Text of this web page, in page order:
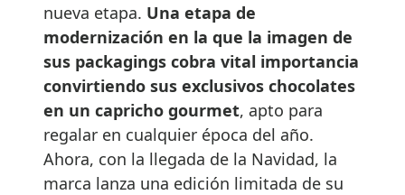
nueva etapa. Una etapa de
modernización en la que la imagen de
sus packagings cobra vital importancia
convirtiendo sus exclusivos chocolates
en un capricho gourmet, apto para
regalar en cualquier época del año.
Ahora, con la llegada de la Navidad, la
marca lanza una edición limitada de su